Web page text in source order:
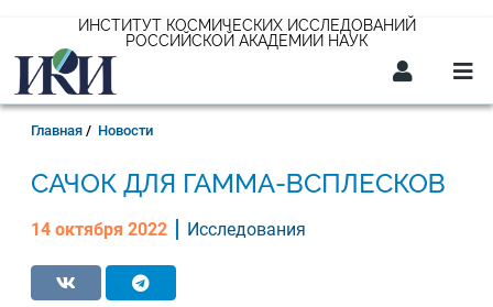
основному
содержанию
ИНСТИТУТ КОСМИЧЕСКИХ ИССЛЕДОВАНИЙ
РОССИЙСКОЙ АКАДЕМИИ НАУК
Строка
Главная Новости
САЧОК ДЛЯ ГАММА-ВСПЛЕСКОВ
14 октября 2022 Исследования